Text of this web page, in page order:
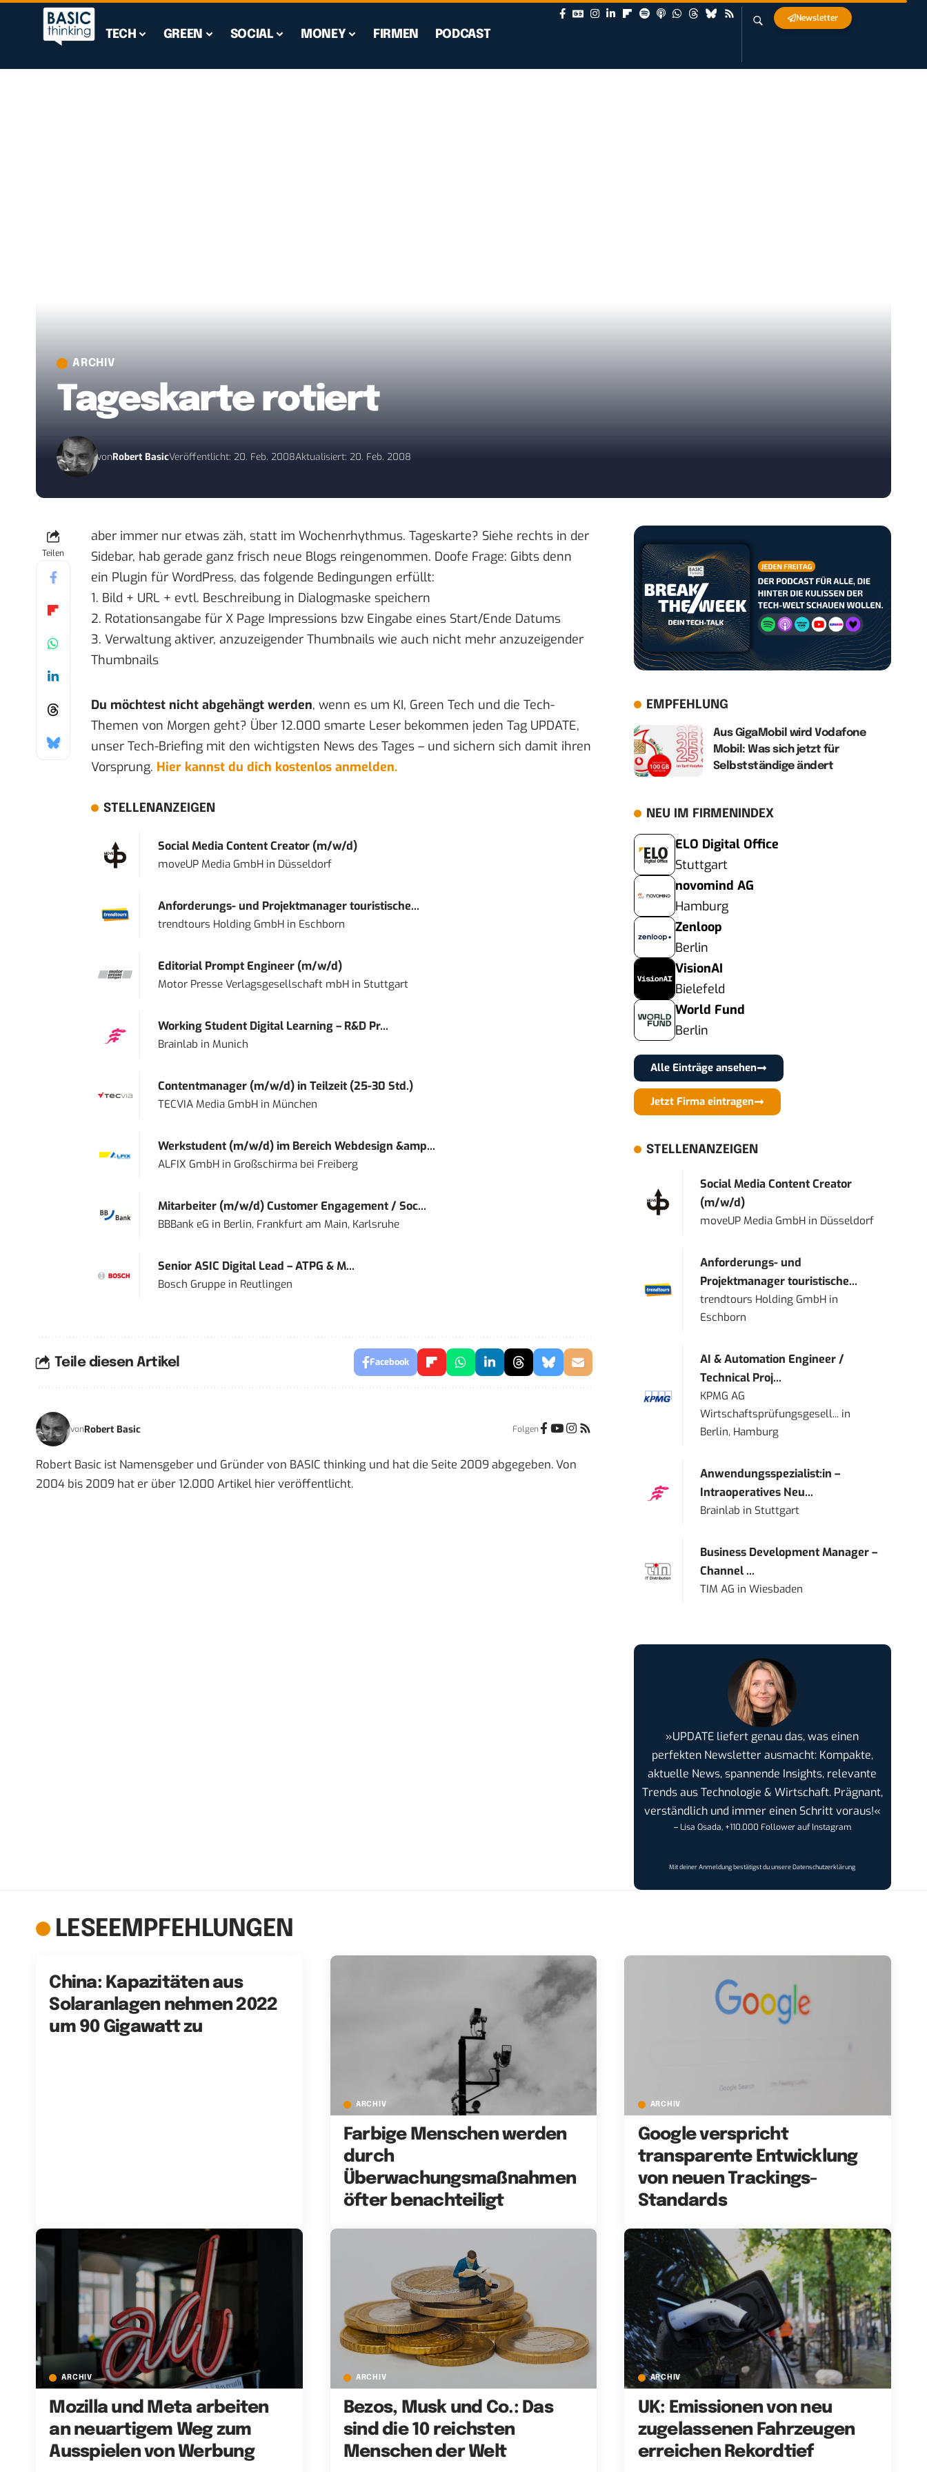
TECH GREEN SOCIAL MONEY FIRMEN PODCAST
Newsletter
ARCHIV
Tageskarte rotiert
vonRobert BasicVeröffentlicht: 20. Feb. 2008Aktualisiert: 20. Feb. 2008
Teilen
aber immer nur etwas zäh, statt im Wochenrhythmus. Tageskarte? Siehe rechts in der
Sidebar, hab gerade ganz frisch neue Blogs reingenommen. Doofe Frage: Gibts denn
ein Plugin für WordPress, das folgende Bedingungen erfüllt:
1. Bild + URL + evtl. Beschreibung in Dialogmaske speichern
2. Rotationsangabe für X Page Impressions bzw Eingabe eines Start/Ende Datums
3. Verwaltung aktiver, anzuzeigender Thumbnails wie auch nicht mehr anzuzeigender
Thumbnails
Du möchtest nicht abgehängt werden, wenn es um KI, Green Tech und die Tech-
Themen von Morgen geht? Über 12.000 smarte Leser bekommen jeden Tag UPDATE,
unser Tech-Briefing mit den wichtigsten News des Tages – und sichern sich damit ihren
Vorsprung. Hier kannst du dich kostenlos anmelden.
STELLENANZEIGEN
Social Media Content Creator (m/w/d)
moveUP Media GmbHin Düsseldorf
Anforderungs- und Projektmanager touristische...
trendtours Holding GmbHin Eschborn
Editorial Prompt Engineer (m/w/d)
Motor Presse Verlagsgesellschaft mbHin Stuttgart
Working Student Digital Learning – R&D Pr...
Brainlab in Munich
Contentmanager (m/w/d) in Teilzeit (25-30 Std.)
TECVIA Media GmbHin München
Werkstudent (m/w/d) im Bereich Webdesign &amp...
ALFIX GmbHin Großschirma bei Freiberg
Mitarbeiter (m/w/d) Customer Engagement / Soc...
BBBank eG in Berlin, Frankfurt am Main, Karlsruhe
Senior ASIC Digital Lead – ATPG & M...
Bosch Gruppein Reutlingen
Teile diesen Artikel Facebook
vonRobert Basic Folgen
Robert Basic ist Namensgeber und Gründer von BASIC thinking und hat die Seite 2009 abgegeben. Von
2004 bis 2009 hat er über 12.000 Artikel hier veröffentlicht.
EMPFEHLUNG
Aus GigaMobil wird Vodafone
Mobil: Was sich jetzt für
Selbstständige ändert
NEU IM FIRMENINDEX
ELO Digital Office
Stuttgart
novomind AG
Hamburg
Zenloop
Berlin
VisionAI
Bielefeld
World Fund
Berlin
Alle Einträge ansehen
Jetzt Firma eintragen
STELLENANZEIGEN
Social Media Content Creator
(m/w/d)
moveUP Media GmbH in Düsseldorf
Anforderungs- und
Projektmanager touristische...
trendtours Holding GmbH in
Eschborn
AI & Automation Engineer /
Technical Proj...
KPMG AG
Wirtschaftsprüfungsgesell... in
Berlin, Hamburg
Anwendungsspezialist:in –
Intraoperatives Neu...
Brainlab in Stuttgart
Business Development Manager –
Channel ...
TIM AG inWiesbaden
»UPDATE liefert genau das, was einen
perfekten Newsletter ausmacht: Kompakte,
aktuelle News, spannende Insights, relevante
Trends aus Technologie & Wirtschaft. Prägnant,
verständlich und immer einen Schritt voraus!«
– Lisa Osada, +110.000 Follower auf Instagram
Mit deiner Anmeldung bestätigst du unsereDatenschutzerklärung
LESEEMPFEHLUNGEN
China: Kapazitäten aus
Solaranlagen nehmen 2022
um 90 Gigawatt zu
ARCHIV
Farbige Menschen werden
durch
Überwachungsmaßnahmen
öfter benachteiligt
ARCHIV
Google verspricht
transparente Entwicklung
von neuen Trackings-
Standards
ARCHIV
Mozilla und Meta arbeiten
an neuartigem Weg zum
Ausspielen von Werbung
ARCHIV
Bezos, Musk und Co.: Das
sind die 10 reichsten
Menschen der Welt
ARCHIV
UK: Emissionen von neu
zugelassenen Fahrzeugen
erreichen Rekordtief